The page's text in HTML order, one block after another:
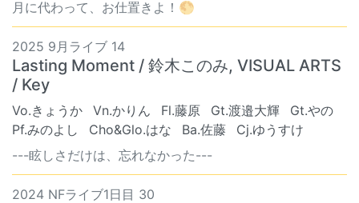
月に代わって、お仕置きよ！🌕
2025 9月ライブ 14
Lasting Moment / 鈴木このみ, VISUAL ARTS
/ Key
Vo.きょうか Vn.かりん Fl.藤原 Gt.渡邉大輝
Gt.やの
Pf.みのよし
Cho&Glo.はな Ba.佐藤
Cj.ゆうすけ
---眩しさだけは、忘れなかった---
2024 NFライブ1日目 30